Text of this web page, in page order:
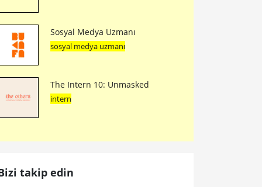
Sosyal Medya Uzmanı
sosyal medya uzmanı
The Intern 10: Unmasked
intern
takip edin